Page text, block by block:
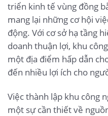
triển kinh tế vùng đồng
mang lại những cơ hội
động. Với cơ sở hạ tầng
doanh thuận lợi, khu
một địa điểm hấp dẫn
đến nhiều lợi ích cho
Việc thành lập khu công
một sự cần thiết về